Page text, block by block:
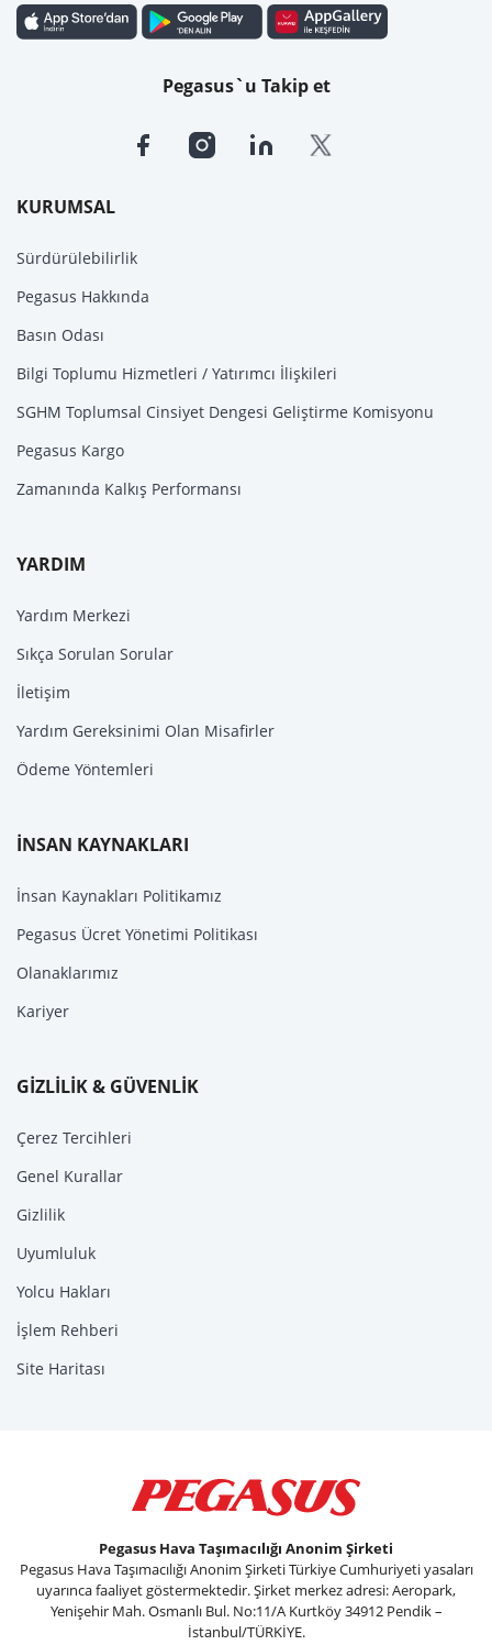
KURUMSAL
Sürdürülebilirlik
Pegasus Hakkında
Basın Odası
Bilgi Toplumu Hizmetleri / Yatırımcı İlişkileri
SGHM Toplumsal Cinsiyet Dengesi Geliştirme Komisyonu
Pegasus Kargo
Zamanında Kalkış Performansı
YARDIM
Yardım Merkezi
Sıkça Sorulan Sorular
İletişim
Yardım Gereksinimi Olan Misafirler
Ödeme Yöntemleri
İNSAN KAYNAKLARI
İnsan Kaynakları Politikamız
Pegasus Ücret Yönetimi Politikası
Olanaklarımız
Kariyer
GİZLİLİK & GÜVENLİK
Çerez Tercihleri
Genel Kurallar
Gizlilik
Uyumluluk
Yolcu Hakları
İşlem Rehberi
Site Haritası
Pegasus`u Takip et
Pegasus Hava Taşımacılığı Anonim Şirketi
Pegasus Hava Taşımacılığı Anonim Şirketi Türkiye Cumhuriyeti yasaları
uyarınca faaliyet göstermektedir. Şirket merkez adresi: Aeropark,
Yenişehir Mah. Osmanlı Bul. No:11/A Kurtköy 34912 Pendik –
İstanbul/TÜRKİYE.